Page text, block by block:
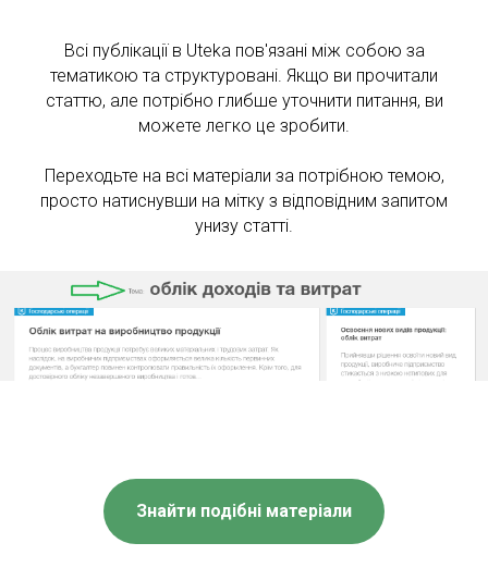
Всі публікації в Uteka пов'язані між собою за
тематикою та структуровані. Якщо ви прочитали
статтю, але потрібно глибше уточнити питання, ви
можете легко це зробити.
Переходьте на всі матеріали за потрібною темою,
просто натиснувши на мітку з відповідним запитом
унизу статті.
Знайти подібні матеріали